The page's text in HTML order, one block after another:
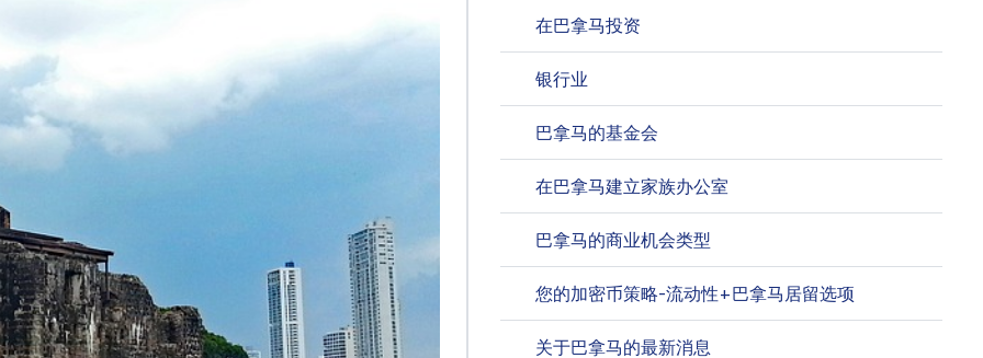
在巴拿马投资
银行业
巴拿马的基金会
在巴拿马建立家族办公室
巴拿马的商业机会类型
您的加密币策略-流动性+巴拿马居留选项
关于巴拿马的最新消息